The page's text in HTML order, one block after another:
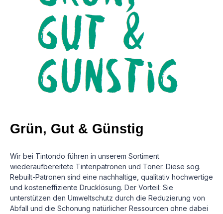
Grün, Gut & Günstig
Wir bei Tintondo führen in unserem Sortiment
wiederaufbereitete Tintenpatronen und Toner. Diese sog.
Rebuilt-Patronen sind eine nachhaltige, qualitativ hochwertige
und kosteneffiziente Drucklösung. Der Vorteil: Sie
unterstützen den Umweltschutz durch die Reduzierung von
Abfall und die Schonung natürlicher Ressourcen ohne dabei